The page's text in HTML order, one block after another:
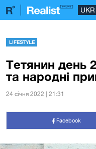
LIFESTYLE
Тетянин день
та народні
24 сiчня 2022 | 21:31
Facebook